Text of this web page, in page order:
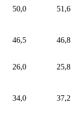
50,0 51,6
46,5 46,8
26,0 25,8
34,0 37,2